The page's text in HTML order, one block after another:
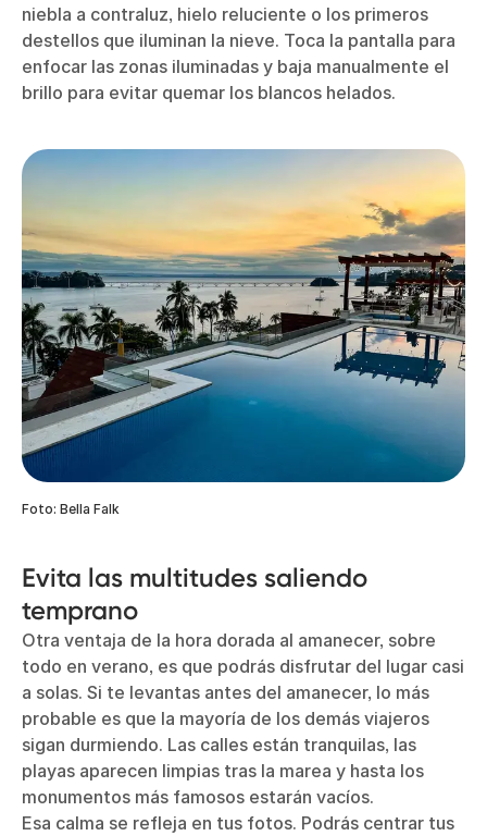
niebla a contraluz, hielo reluciente o los primeros
destellos que iluminan la nieve. Toca la pantalla para
enfocar las zonas iluminadas y baja manualmente el
brillo para evitar quemar los blancos helados.
Foto: Bella Falk
Evita las multitudes saliendo
temprano
Otra ventaja de la hora dorada al amanecer, sobre
todo en verano, es que podrás disfrutar del lugar casi
a solas. Si te levantas antes del amanecer, lo más
probable es que la mayoría de los demás viajeros
sigan durmiendo. Las calles están tranquilas, las
playas aparecen limpias tras la marea y hasta los
monumentos más famosos estarán vacíos.
Esa calma se refleja en tus fotos. Podrás centrar tus